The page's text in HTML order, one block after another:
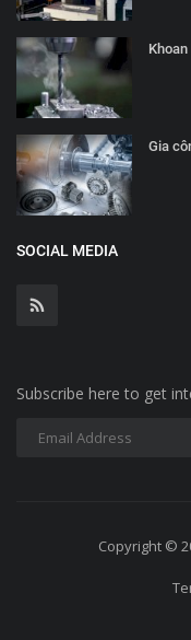
Gia
SOCIAL MEDIA
Subscribe here to get
Copyright ©